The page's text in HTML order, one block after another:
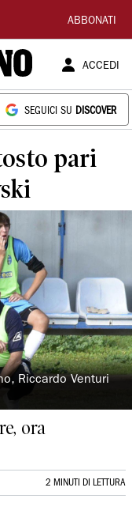
ABBONATI
ACCEDI
SEGUICI SU DISCOVER
pari
Riccardo Venturi
ora
2 MINUTI DI LETTURA